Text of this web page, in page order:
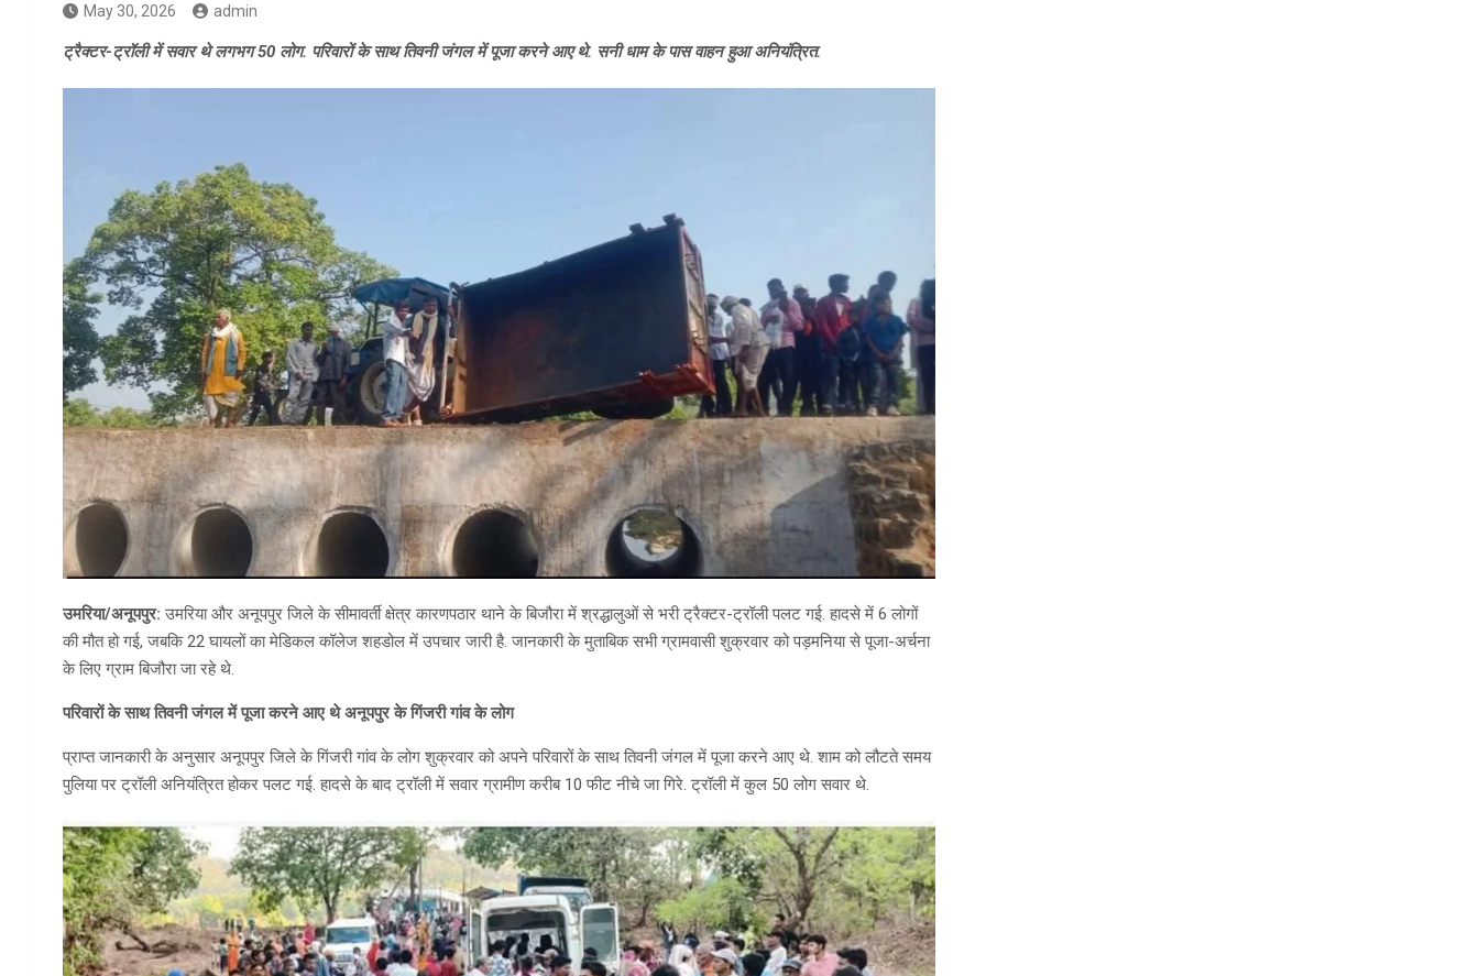
May 30, 2026 admin
ट्रैक्टर-ट्रॉली में सवार थे लगभग 50 लोग. परिवारों के साथ तिवनी जंगल में पूजा करने आए थे. सनी धाम के पास वाहन हुआ अनियंत्रित.
उमरिया/अनूपपुर: उमरिया और अनूपपुर जिले के सीमावर्ती क्षेत्र कारणपठार थाने के बिजौरा में श्रद्धालुओं से भरी ट्रैक्टर-ट्रॉली पलट गई. हादसे में 6 लोगों
की मौत हो गई, जबकि 22 घायलों का मेडिकल कॉलेज शहडोल में उपचार जारी है. जानकारी के मुताबिक सभी ग्रामवासी शुक्रवार को पड़मनिया से पूजा-अर्चना
के लिए ग्राम बिजौरा जा रहे थे.
परिवारों के साथ तिवनी जंगल में पूजा करने आए थे अनूपपुर के गिंजरी गांव के लोग
प्राप्त जानकारी के अनुसार अनूपपुर जिले के गिंजरी गांव के लोग शुक्रवार को अपने परिवारों के साथ तिवनी जंगल में पूजा करने आए थे. शाम को लौटते समय
पुलिया पर ट्रॉली अनियंत्रित होकर पलट गई. हादसे के बाद ट्रॉली में सवार ग्रामीण करीब 10 फीट नीचे जा गिरे. ट्रॉली में कुल 50 लोग सवार थे.